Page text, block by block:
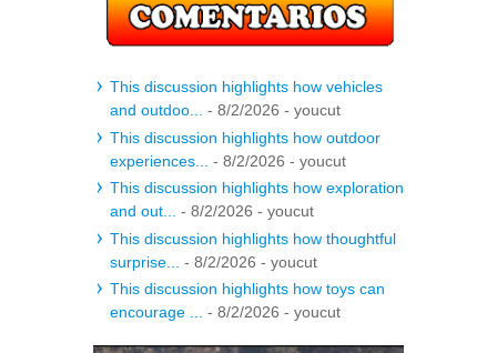
This discussion highlights how vehicles
and outdoo...
- 8/2/2026 - youcut
This discussion highlights how outdoor
experiences...
- 8/2/2026 - youcut
This discussion highlights how exploration
and out...
- 8/2/2026 - youcut
This discussion highlights how thoughtful
surprise...
- 8/2/2026 - youcut
This discussion highlights how toys can
encourage ...
- 8/2/2026 - youcut